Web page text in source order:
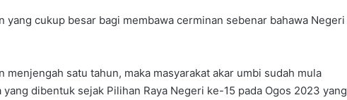
yang cukup besar bagi membawa cerminan sebenar bahawa Negeri
menjengah satu tahun, maka masyarakat akar umbi sudah mula
dibentuk sejak Pilihan Raya Negeri ke-15 pada Ogos 2023 yang